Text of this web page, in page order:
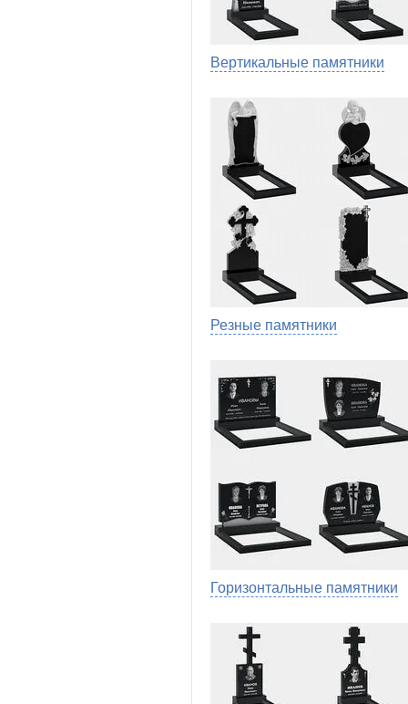
Вертикальные памятники
Резные памятники
Горизонтальные памятники